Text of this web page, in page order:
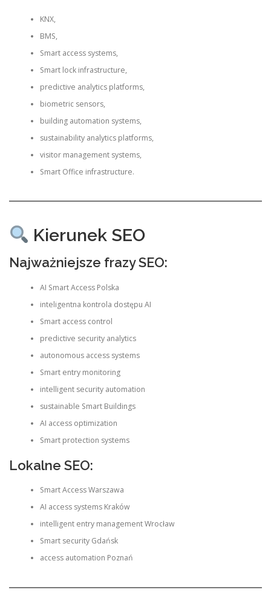
KNX,
BMS,
Smart access systems,
Smart lock infrastructure,
predictive analytics platforms,
biometric sensors,
building automation systems,
sustainability analytics platforms,
visitor management systems,
Smart Office infrastructure.
Kierunek SEO
Najważniejsze frazy SEO:
AI Smart Access Polska
inteligentna kontrola dostępu AI
Smart access control
predictive security analytics
autonomous access systems
Smart entry monitoring
intelligent security automation
sustainable Smart Buildings
AI access optimization
Smart protection systems
Lokalne SEO:
Smart Access Warszawa
AI access systems Kraków
intelligent entry management Wrocław
Smart security Gdańsk
access automation Poznań